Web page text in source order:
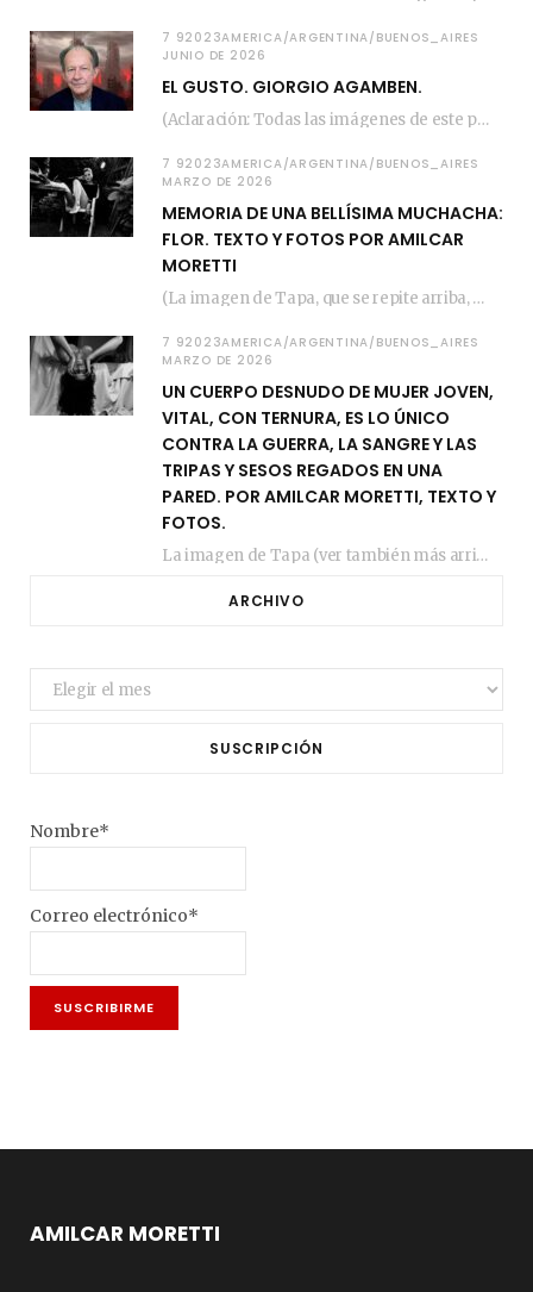
7 92023AMERICA/ARGENTINA/BUENOS_AIRES
JUNIO DE 2026
EL GUSTO. GIORGIO AGAMBEN.
(Aclaración: Todas las imágenes de este posteo fueron tomadas de Bloghemia.com, y todos los…
7 92023AMERICA/ARGENTINA/BUENOS_AIRES
MARZO DE 2026
MEMORIA DE UNA BELLÍSIMA MUCHACHA:
FLOR. TEXTO Y FOTOS POR AMILCAR
MORETTI
(La imagen de Tapa, que se repite arriba, fue compuesta por Amilcar Moretti el viernes…
7 92023AMERICA/ARGENTINA/BUENOS_AIRES
MARZO DE 2026
UN CUERPO DESNUDO DE MUJER JOVEN,
VITAL, CON TERNURA, ES LO ÚNICO
CONTRA LA GUERRA, LA SANGRE Y LAS
TRIPAS Y SESOS REGADOS EN UNA
PARED. POR AMILCAR MORETTI, TEXTO Y
FOTOS.
La imagen de Tapa (ver también más arriba) fue compuesta en estos días de febrero…
ARCHIVO
Archivo
SUSCRIPCIÓN
Nombre*
Correo electrónico*
AMILCAR MORETTI